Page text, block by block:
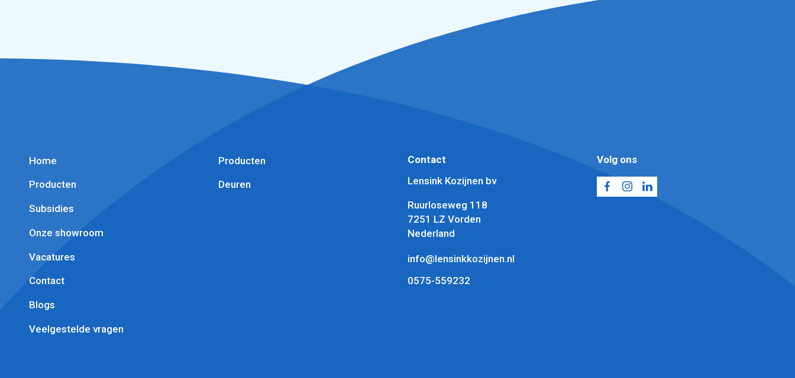
Home
Producten
Subsidies
Onze showroom
Vacatures
Contact
Blogs
Veelgestelde vragen
Producten
Deuren
Contact
Lensink Kozijnen bv
Ruurloseweg 118
7251 LZ Vorden
Nederland
info@lensinkkozijnen.nl
0575-559232
Volg ons